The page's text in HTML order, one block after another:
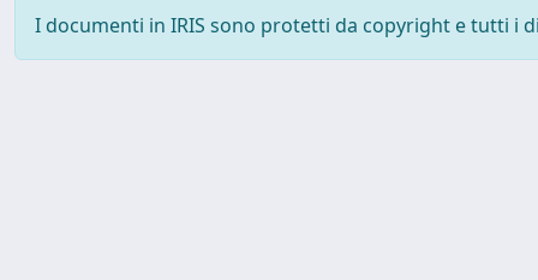
I documenti in IRIS sono protetti da copyright e tutti i